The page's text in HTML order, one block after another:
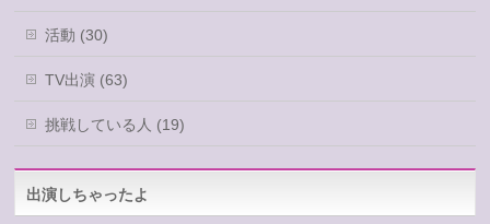
活動 (30)
TV出演 (63)
挑戦している人 (19)
出演しちゃったよ